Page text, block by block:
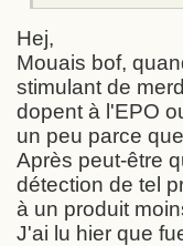
Hej,
Mouais bof,
stimulant de
dopent à l'EPO
un peu parce
Après peut-être
détection de tel
à un produit
J'ai lu hier que